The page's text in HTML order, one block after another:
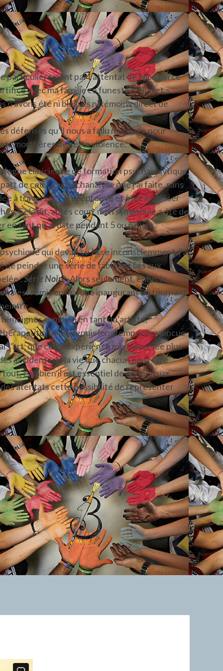
particulièrement par l’attentat de Nice parce
avec ma famille ce funeste 14 juillet…
n’avons été ni blessés ni témoins direct de
défenses qu’il nous a fallu mobiliser pour
mortfières de cette violence.
clinicienne de formation psychanalytique,
de ceci : La psychanalyse que j’ai faite, sans
à traverser cette épreuve et à me mobiliser
Cela dit, après coup, mon symptôme a été de
en tant qu’artiste pendant 5 ou 6 mois.
qui devait se faire inconsciemment, j’ai
de peindre une série de tableaux liés aux
:Série Noire.Alors seulement, enfin, le
s’est remis en marche inaugurant un tournant
combien en tant qu’artiste,
je suis depuis longtemps convaincue
l’art, que cette expérience m’a traversée plus
accidents de la vie que chacun peut être
combien il est essentiel de donner aux
atentats cette possibilité de représenter